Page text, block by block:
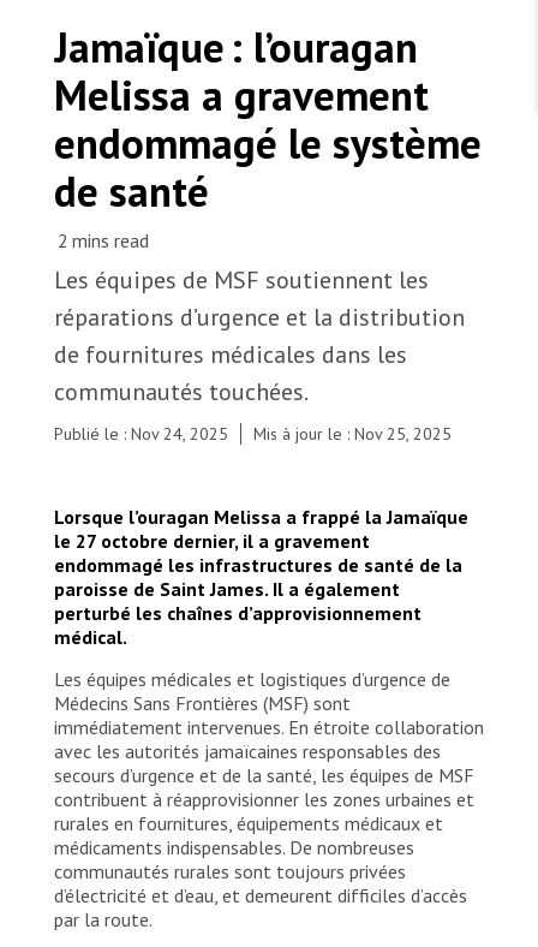
Les États négligent leur obligation de protéger les
personnes civiles et les services de santé en temps
de guerre
Urgence Ebola
Séismes au Venezuela : conséquences et intervention
de MSF
Dons des fondations
Partenariat d’entreprise
MSF l'entrepôt. Un cadeau qui en dit long.
Les Amis de MSF
Devenez bénévoles au Canada
Travailler avec MSF
Travailler à l’étranger
Travailler au Canada
Nous recrutons : Logisticien ou logisticienne
technique
Les membres d’une équipe médicale de MSF
médicaments acheminés à la clinique provinciale
de Maroon Town. Jamaïque, 2025. © Georg
Gassauer/MSF
Jamaïque : l’ouragan
Melissa a gravement
endommagé le système
de santé
Les équipes de MSF soutiennent les
réparations d’urgence et la distribution
de fournitures médicales dans les
communautés touchées.
Publié le : Nov 24, 2025 Mis à jour le : Nov 25, 2025
Lorsque l’ouragan Melissa a frappé la Jamaïque
le 27 octobre dernier, il a gravement
endommagé les infrastructures de santé de la
paroisse de Saint James. Il a également
perturbé les chaînes d’approvisionnement
médical.
Les équipes médicales et logistiques d’urgence de
Médecins Sans Frontières (MSF) sont
immédiatement intervenues. En étroite collaboration
avec les autorités jamaïcaines responsables des
secours d’urgence et de la santé, les équipes de MSF
contribuent à réapprovisionner les zones urbaines et
rurales en fournitures, équipements médicaux et
médicaments indispensables. De nombreuses
communautés rurales sont toujours privées
d’électricité et d’eau, et demeurent difficiles d’accès
par la route.